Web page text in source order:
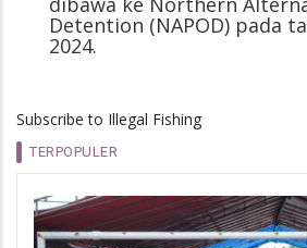
Detention (NAPOD) pada
2024.
Subscribe to Illegal Fishing
TERPOPULER